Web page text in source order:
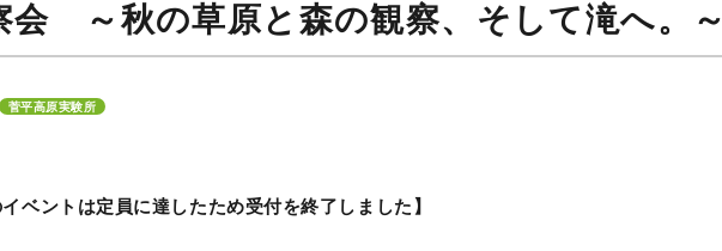
会 ～秋の草原と森の観察、そして滝へ。～
菅平高原実験所
ベントは定員に達したため受付を終了しました】